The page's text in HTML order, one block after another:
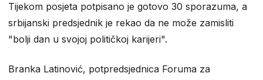
Tijekom posjeta potpisano je gotovo 30 sporazuma, a
srbijanski predsjednik je rekao da ne može zamisliti
"bolji dan u svojoj političkoj karijeri".
Branka Latinović, potpredsjednica Foruma za